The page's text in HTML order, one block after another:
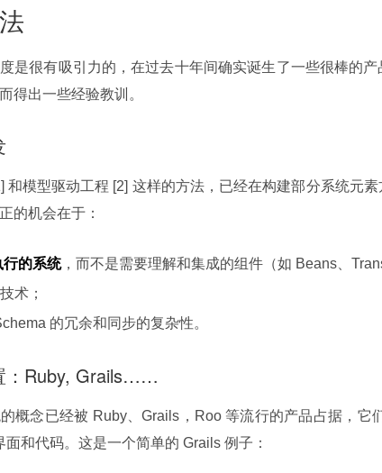
是很有吸引力的，在过去十年间确实诞生了一些很棒的
得出一些经验教训。
和模型驱动工程 [2] 这样的方法，已经在构建部分系统元
的机会在于：
行的系统，而不是需要理解和集成的组件（如 Beans、
术；
的冗余和同步的复杂性。
：Ruby, Grails……
概念已经被 Ruby、Grails，Roo 等流行的产品占据，它
面和代码。这是一个简单的 Grails 例子：